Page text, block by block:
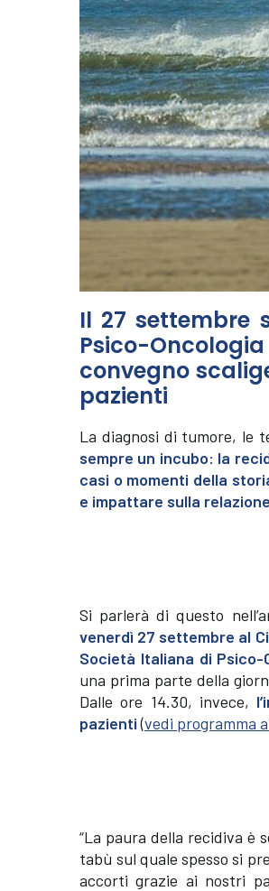
Il 27 settembre
Psico-
convegno
pazienti
La diagnosi di tumore, le
sempre un incubo: la
casi o momenti della
e impattare sulla
Si parlerà di questo
venerdì 27 settembre al
Società Italiana di Psico-
una prima parte della
Dalle ore 14.30, invece,
pazienti(vedi programma
“La paura della recidiva è
tabù sul quale spesso si
accorti grazie ai nostri